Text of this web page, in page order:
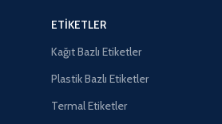
ETIKETLER
Kağıt Bazlı Etiketler
Plastik Bazlı Etiketler
Termal Etiketler